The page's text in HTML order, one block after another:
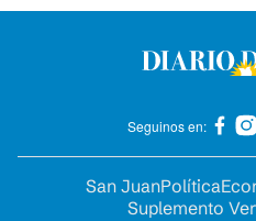
Seguinos en:
San JuanPolítica
Suplemento